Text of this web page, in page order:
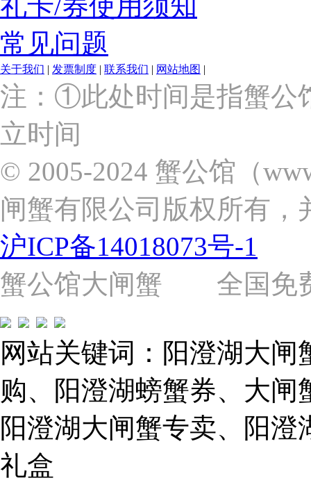
常见问题
关于我们 | 发票制度 | 联系我们 | 网站地图 |
上
海
市
浦
东
区
杨
路
号
（靠
近
苗
圃
路）
Tel:
021-
62243579
E-
mail:
859749344@qq.com
1019225591
注：①此处时间是指蟹公
立时间
© 2005-2024 蟹公馆（
闸蟹有限公司版权所有，
沪ICP备14018073号-1
蟹公馆大闸蟹 全国免费
网站关键词：阳澄湖大
购、阳澄湖螃蟹券、大
阳澄湖大闸蟹专卖、阳
礼盒